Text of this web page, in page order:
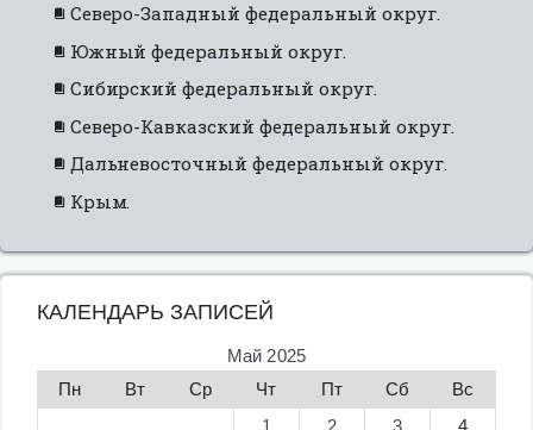
Северо-Западный федеральный округ.
Южный федеральный округ.
Сибирский федеральный округ.
Северо-Кавказский федеральный округ.
Дальневосточный федеральный округ.
Крым.
КАЛЕНДАРЬ ЗАПИСЕЙ
Май 2025
Пн
Вт Ср Чт Пт Сб
Вс
1
2 3 4